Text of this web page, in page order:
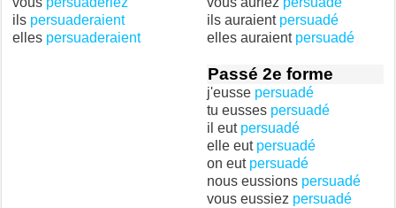
ils persuaderaient
elles persuaderaient
ils auraient persuadé
elles auraient persuadé
Passé 2e forme
j'eusse persuadé
tu eusses persuadé
il eut persuadé
elle eut persuadé
on eut persuadé
nous eussions persuadé
vous eussiez persuadé